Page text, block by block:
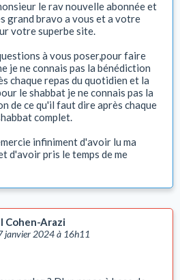
le rav nouvelle abonnée et
grand bravo a vous et a votre
votre superbe site.
à vous poser,pour faire
je ne connais pas la bénédiction
chaque repas du quotidien et la
le shabbat je ne connais pas la
de ce qu'il faut dire après chaque
complet.
infiniment d'avoir lu ma
d'avoir pris le temps de me
Cohen-Arazi
janvier 2024 à 16h11